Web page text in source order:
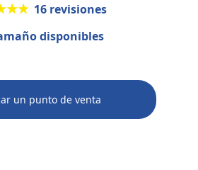
16 revisiones
disponibles
un punto de venta